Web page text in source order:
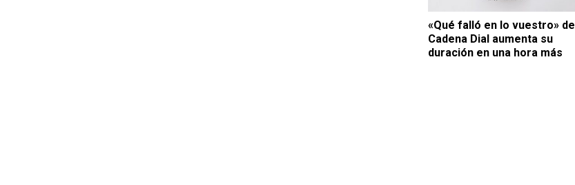
«Qué falló en lo vuestro» de
Cadena Dial aumenta su
duración en una hora más